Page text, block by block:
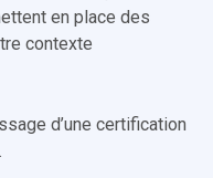
en place des
contexte
d’une certification